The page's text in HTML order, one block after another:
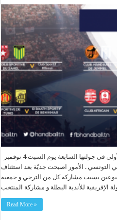
التونسي . الأمور اصبحت جديّة بعد استئناف
بسبب مشاركة كل من الترجي و جمعية
Read More »